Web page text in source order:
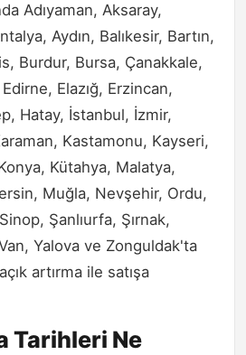
Adıyaman, Aksaray,
Aydın, Balıkesir, Bartın,
Burdur, Bursa, Çanakkale,
Elazığ, Erzincan,
Hatay, İstanbul, İzmir,
Kastamonu, Kayseri,
Kütahya, Malatya,
Muğla, Nevşehir, Ordu,
Şanlıurfa, Şırnak,
Yalova ve Zonguldak'ta
artırma ile satışa
Tarihleri Ne